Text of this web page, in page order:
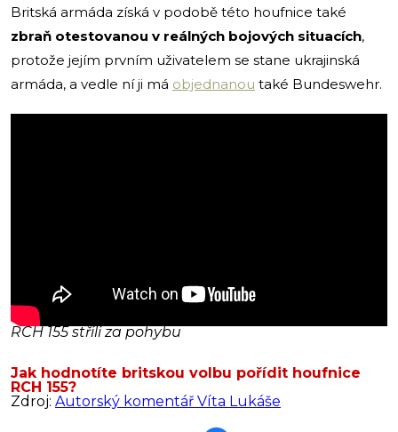
Britská armáda získá v podobě této houfnice také
zbraň otestovanou v reálných bojových situacích,
protože jejím prvním uživatelem se stane ukrajinská
armáda, a vedle ní ji má objednanou také Bundeswehr.
RCH 155 střílí za pohybu
Jak hodnotíte britskou volbu pořídit houfnice
RCH 155?
Zdroj: Autorský komentář Víta Lukáše